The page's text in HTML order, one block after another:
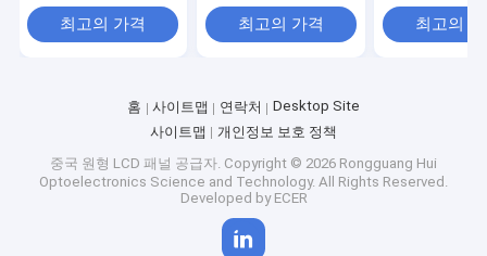
customizable cover
glass
최고의 가격
, 580 Cd/M²
최고의 가격
Glass최고의
홈 사이트맵 연락처
Desktop Site
사이트맵
개인정보 보호 정책
중국 원형 LCD 패널 공급자. Copyright © 2026 Rongguang Hui
Optoelectronics Science and Technology. All Rights Reserved.
Developed by ECER